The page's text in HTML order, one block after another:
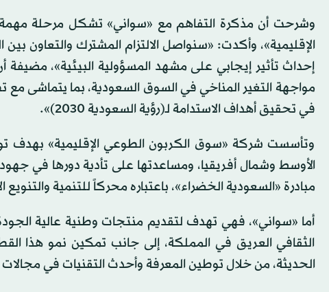
وشرحت أن مذكرة التفاهم مع «سواني» تشكل مرحلة
الإقليمية»، وأكدت: «سنواصل الالتزام المشترك والتعاون
إحداث تأثير إيجابي على مشهد المسؤولية البيئية»،
في تحقيق أهداف الاستدامة لـ(رؤية السعودية 2030)».
وتأسست شركة «سوق الكربون الطوعي الإقليمية» بهدف
الأوسط وشمال أفريقيا، ومساعدتها على تأدية دورها في
مبادرة «السعودية الخضراء»، باعتباره محركاً للتنمية
أما «سواني»، فهي تهدف لتقديم منتجات وطنية عالية الجودة
الثقافي العريق في المملكة، إلى جانب تمكين نمو هذا
الحديثة، من خلال توطين المعرفة وأحدث التقنيات في مجالات